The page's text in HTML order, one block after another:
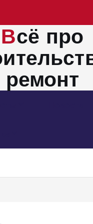
Всё про
ремонт